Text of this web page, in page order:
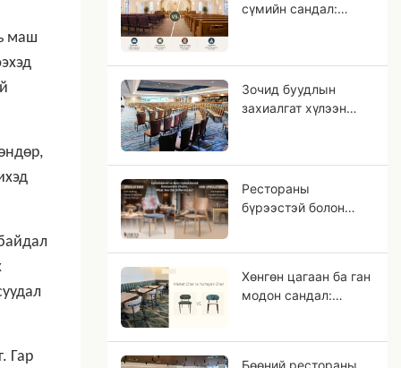
маш
Гар
сүмийн сандал:
тохиромжтой вэ?
Зочид буудлын
захиалгат хүлээн
буудлын төслүүдийн
OEM гарын авлага
Рестораны
бүрээстэй болон
Хөнгөн цагаан ба ган
модон сандал:
Бөөний рестораны